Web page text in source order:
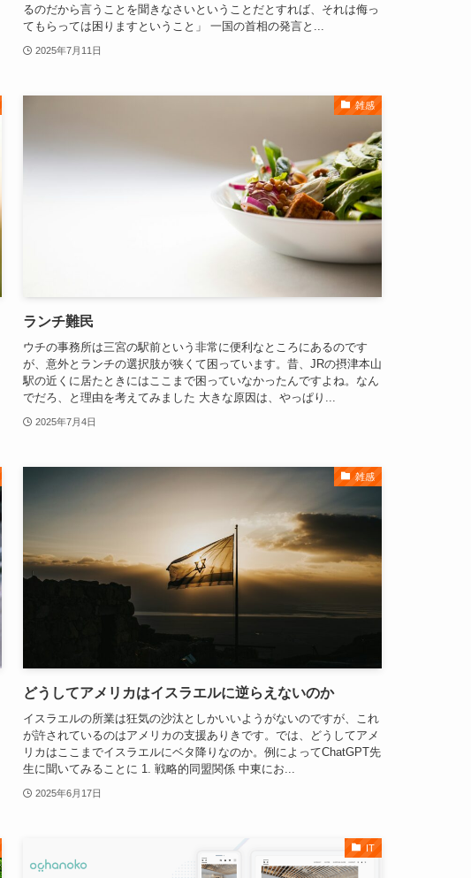
るのだから言うことを聞きなさいということだとすれば、それは侮っ
てもらっては困りますということ」 一国の首相の発言と...
2025年7月11日
雑感
ランチ難民
ウチの事務所は三宮の駅前という非常に便利なところにあるのです
が、意外とランチの選択肢が狭くて困っています。昔、JRの摂津本山
駅の近くに居たときにはここまで困っていなかったんですよね。なん
でだろ、と理由を考えてみました 大きな原因は、やっぱり...
2025年7月4日
雑感
どうしてアメリカはイスラエルに逆らえないのか
イスラエルの所業は狂気の沙汰としかいいようがないのですが、これ
が許されているのはアメリカの支援ありきです。では、どうしてアメ
リカはここまでイスラエルにベタ降りなのか。例によってChatGPT先
生に聞いてみることに 1. 戦略的同盟関係 中東にお...
2025年6月17日
IT